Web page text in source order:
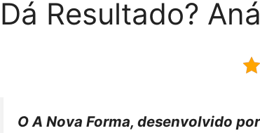
Dá Resultado?
O A Nova Forma, desenvolvido